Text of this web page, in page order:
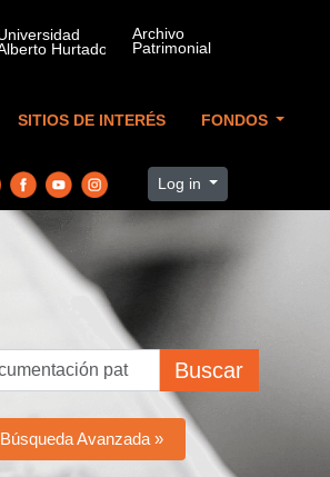
SITIOS DE INTERÉS FONDOS
Log in
Buscar
Búsqueda Avanzada »